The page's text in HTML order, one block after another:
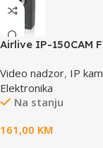
Airlive IP-150CAM
camera
Video nadzor, IP
Elektronika
Na stanju
161,00 KM